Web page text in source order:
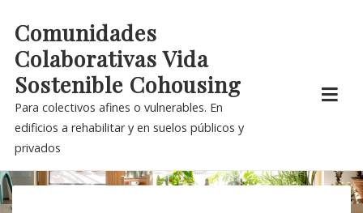
content
Comunidades
Colaborativas Vida
Sostenible Cohousing
Para colectivos afines o vulnerables. En
edificios a rehabilitar y en suelos públicos y
privados